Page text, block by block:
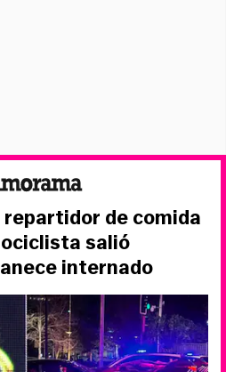
repartidor de comida
salió
internado